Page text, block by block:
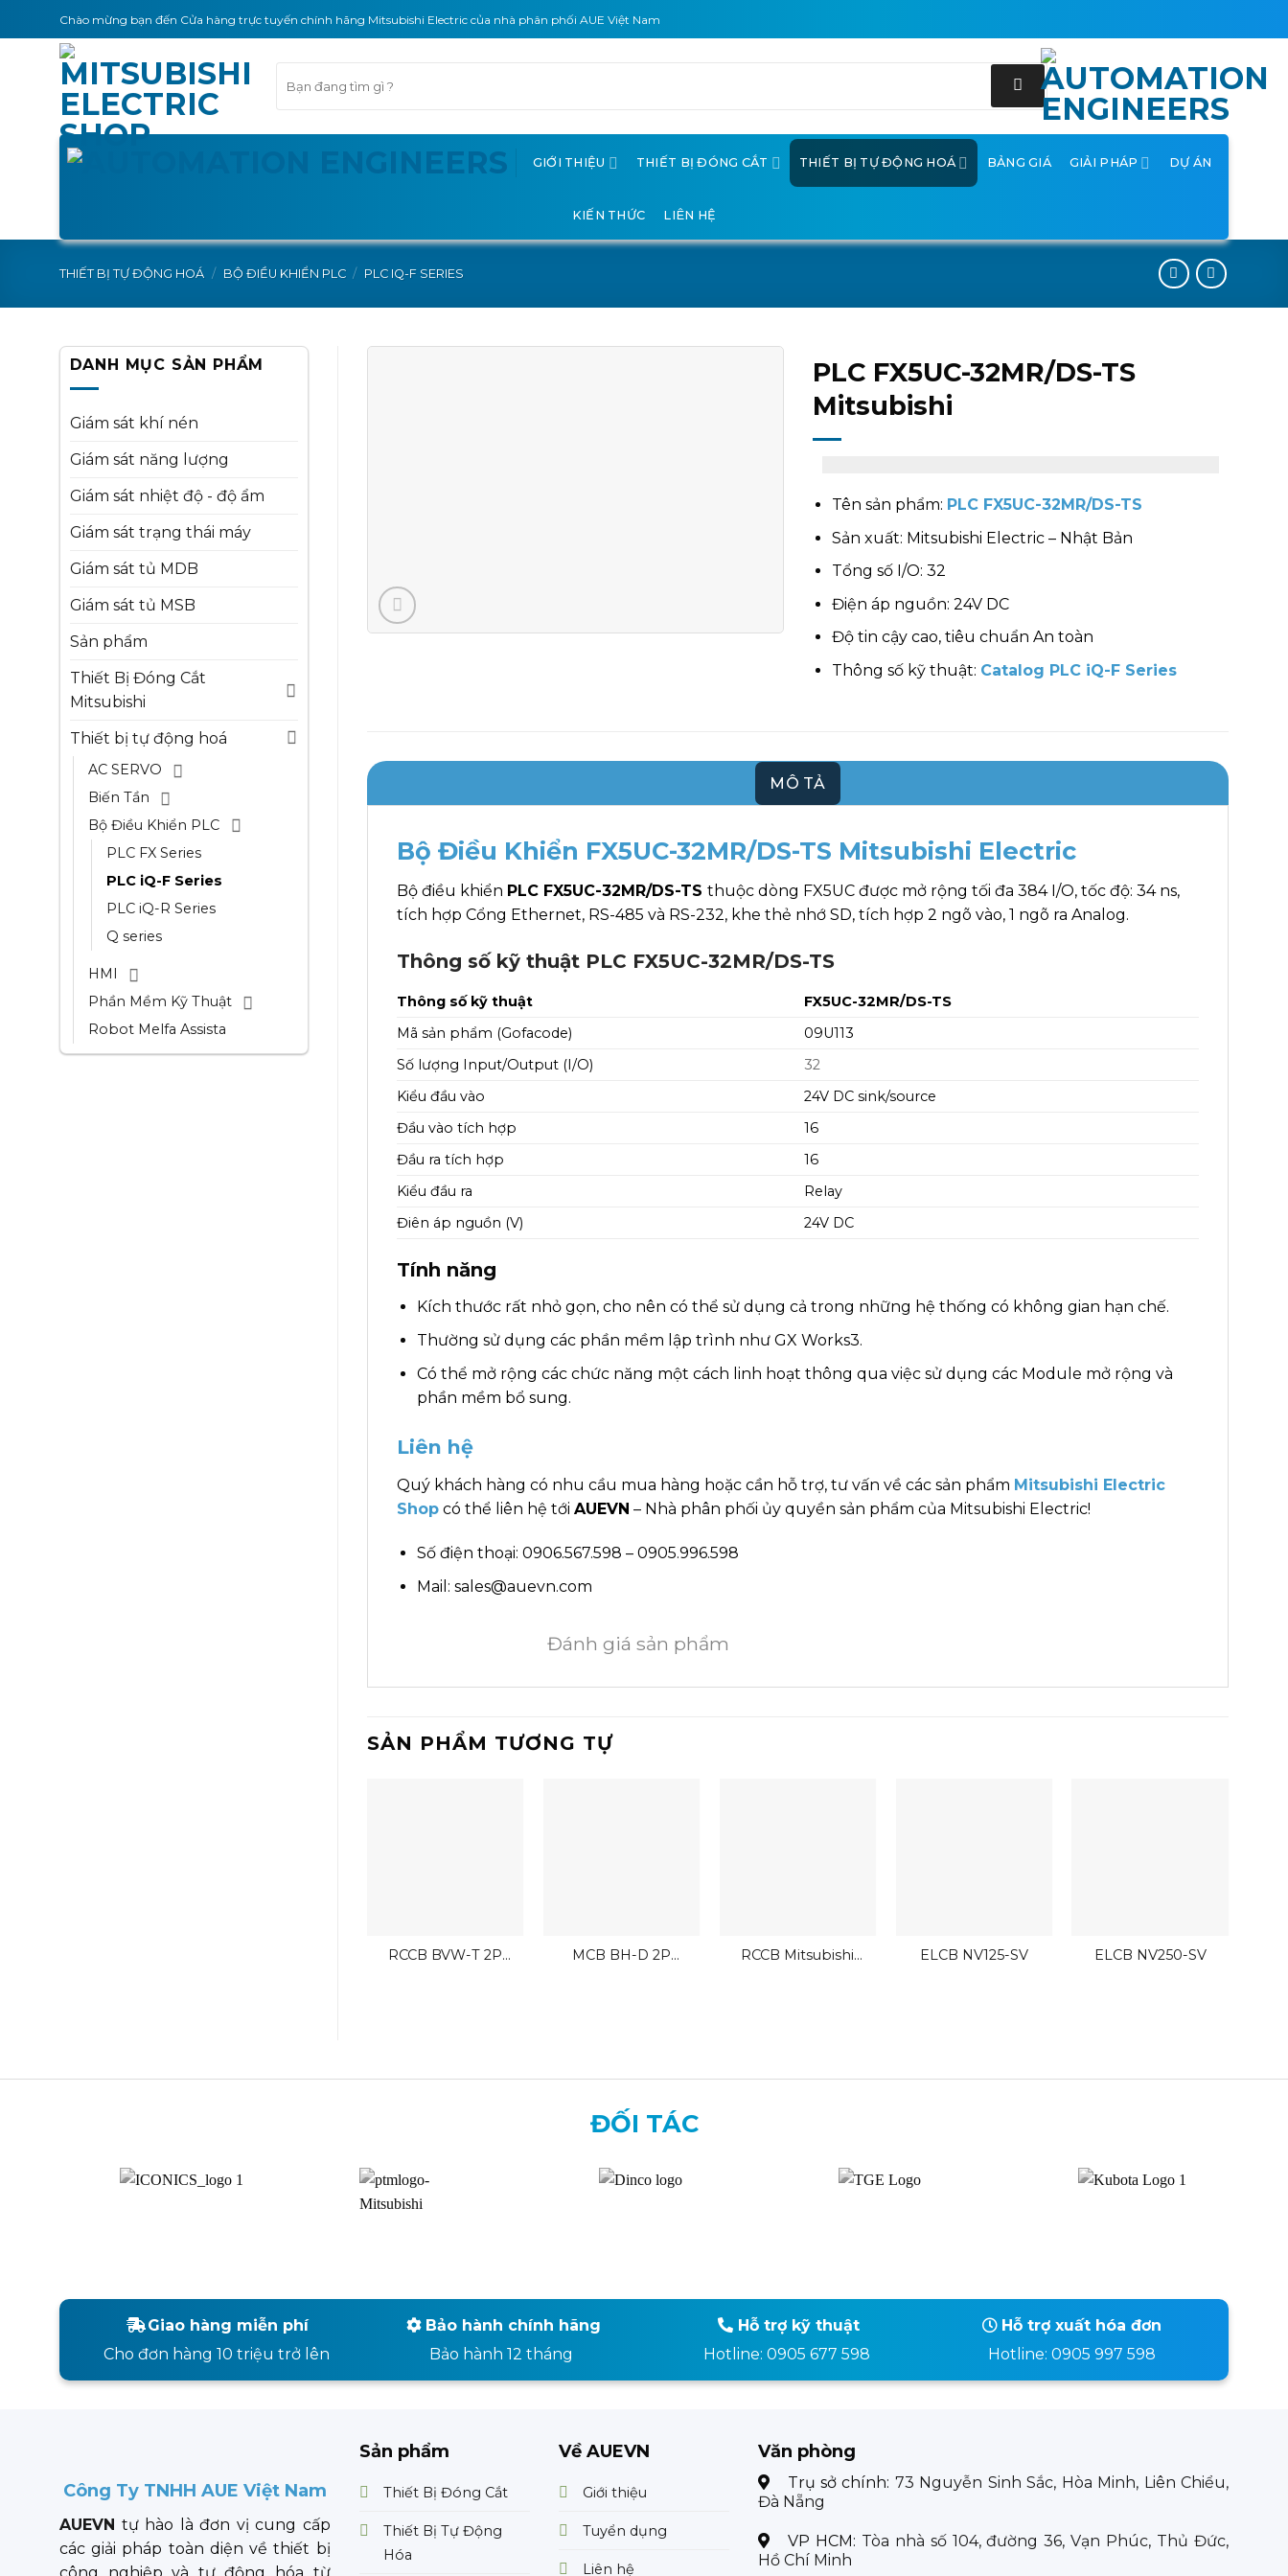
to
content
Chào mừng bạn đến Cửa hàng trực tuyến chính hãng Mitsubishi Electric của nhà phân phối AUE Việt Nam
kiếm:
GIỚI THIỆU THIẾT BỊ ĐÓNG CẮT THIẾT BỊ TỰ ĐỘNG HOÁ BẢNG GIÁ GIẢI PHÁP DỰ ÁN
KIẾN THỨC LIÊN HỆ
THIẾT BỊ TỰ ĐỘNG HOÁ / BỘ ĐIỀU KHIỂN PLC / PLC IQ-F SERIES
DANH MỤC SẢN PHẨM
Giám sát khí nén
Giám sát năng lượng
Giám sát nhiệt độ - độ ẩm
Giám sát trạng thái máy
Giám sát tủ MDB
Giám sát tủ MSB
Sản phẩm
Thiết Bị Đóng Cắt
Mitsubishi
Thiết bị tự động hoá
AC SERVO
Biến Tần
Bộ Điều Khiển PLC
PLC FX Series
PLC iQ-F Series
PLC iQ-R Series
Q series
HMI
Phần Mềm Kỹ Thuật
Robot Melfa Assista
PLC FX5UC-32MR/DS-TS
Mitsubishi
Tên sản phẩm: PLC FX5UC-32MR/DS-TS
Sản xuất: Mitsubishi Electric – Nhật Bản
Tổng số I/O: 32
Điện áp nguồn: 24V DC
Độ tin cậy cao, tiêu chuẩn An toàn
Thông số kỹ thuật: Catalog PLC iQ-F Series
MÔ TẢ
Bộ Điều Khiển FX5UC-32MR/DS-TS Mitsubishi Electric
Bộ điều khiển PLC FX5UC-32MR/DS-TS thuộc dòng FX5UC được mở rộng tối đa 384 I/O, tốc độ: 34 ns,
tích hợp Cổng Ethernet, RS-485 và RS-232, khe thẻ nhớ SD, tích hợp 2 ngõ vào, 1 ngõ ra Analog.
Thông số kỹ thuật PLC FX5UC-32MR/DS-TS
Thông số kỹ thuật
FX5UC-32MR/DS-TS
Mã sản phẩm (Gofacode)
09U113
Số lượng Input/Output (I/O)
32
Kiểu đầu vào
24V DC sink/source
Đầu vào tích hợp
16
Đầu ra tích hợp
16
Kiểu đầu ra
Relay
Điên áp nguồn (V)
24V DC
Tính năng
Kích thước rất nhỏ gọn, cho nên có thể sử dụng cả trong những hệ thống có không gian hạn chế.
Thường sử dụng các phần mềm lập trình như GX Works3.
Có thể mở rộng các chức năng một cách linh hoạt thông qua việc sử dụng các Module mở rộng và
phần mềm bổ sung.
Liên hệ
Quý khách hàng có nhu cầu mua hàng hoặc cần hỗ trợ, tư vấn về các sản phẩm Mitsubishi Electric
Shop có thể liên hệ tới AUEVN – Nhà phân phối ủy quyền sản phẩm của Mitsubishi Electric!
Số điện thoại: 0906.567.598 – 0905.996.598
Mail: sales@auevn.com
Đánh giá sản phẩm
SẢN PHẨM TƯƠNG TỰ
RCCB BVW-T 2P
MCB BH-D 2P
RCCB Mitsubishi
ELCB NV125-SV ELCB NV250-SV
ĐỐI TÁC
Giao hàng miễn phí
Cho đơn hàng 10 triệu trở lên
Bảo hành chính hãng
Bảo hành 12 tháng
Hỗ trợ kỹ thuật
Hotline: 0905 677 598
Hỗ trợ xuất hóa đơn
Hotline: 0905 997 598
Công Ty TNHH AUE Việt Nam
AUEVN tự hào là đơn vị cung cấp
các giải pháp toàn diện về thiết bị
Sản phẩm
Thiết Bị Đóng Cắt
Thiết Bị Tự Động
Hóa
Về AUEVN
Giới thiệu
Tuyển dụng
Liên hệ
Văn phòng
Trụ sở chính: 73 Nguyễn Sinh Sắc, Hòa Minh, Liên Chiểu,
Đà Nẵng
VP HCM: Tòa nhà số 104, đường 36, Vạn Phúc, Thủ Đức,
Hồ Chí Minh